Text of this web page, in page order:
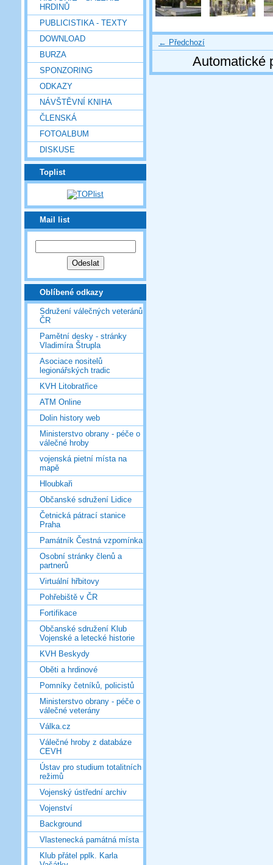
HRDINŮ
PUBLICISTIKA - TEXTY
DOWNLOAD
BURZA
SPONZORING
ODKAZY
NÁVŠTĚVNÍ KNIHA
ČLENSKÁ
FOTOALBUM
DISKUSE
Toplist
Mail list
Oblíbené odkazy
Sdružení válečných veteránů
ČR
Pamětní desky - stránky
Vladimíra Štrupla
Asociace nositelů
legionářských tradic
KVH Litobratřice
ATM Online
Dolin history web
Ministerstvo obrany - péče o
válečné hroby
vojenská pietní místa na
mapě
Hloubkaři
Občanské sdružení Lidice
Četnická pátrací stanice
Praha
Památník Čestná vzpomínka
Osobní stránky členů a
partnerů
Virtuální hřbitovy
Pohřebiště v ČR
Fortifikace
Občanské sdružení Klub
Vojenské a letecké historie
KVH Beskydy
Oběti a hrdinové
Pomníky četníků, policistů
Ministerstvo obrany - péče o
válečné veterány
Válka.cz
Válečné hroby z databáze
CEVH
Ústav pro studium totalitních
režimů
Vojenský ústřední archiv
Vojenství
Background
Vlastenecká památná místa
Klub přátel pplk. Karla
← Předchozí
Automatické